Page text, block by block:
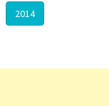
2014